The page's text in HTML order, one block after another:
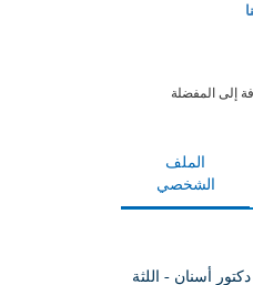
إلى المفضلة
الملف
الشخصي
أسنان - اللثة